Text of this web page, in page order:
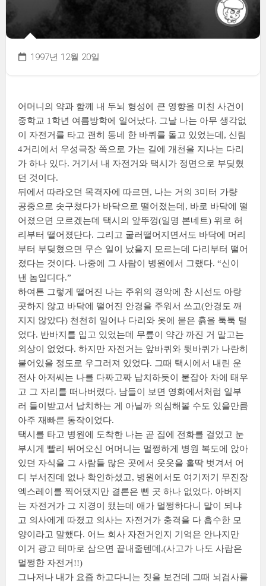
1997년 12월 20일
어머니의 약과 함께 내 두뇌 형성에 큰 영향을 미친 사건이
중학교 1학년 여름방학에 일어났다. 그날 나는 아무 생각없
이 자전거를 타고 괜히 동네 한 바퀴를 돌고 있었는데, 신림
4거리에서 우성극장 쪽으로 가는 길에 개천을 지나는 다리
가 하나 있다. 거기서 내 자전거와 택시가 정면으로 부딪혔
던 것이다.
뒤에서 따라오던 목격자에 따르면, 나는 거의 3미터 가량
공중으로 솟구쳤다가 바닥으로 떨어졌는데, 바로 바닥에 떨
어졌으면 모르겠는데 택시의 앞뚜껑(일명 본네트) 위로 허
리부터 떨어졌단다. 그리고 굴러떨어지면서도 바닥에 머리
부터 부딪혔으면 무슨 일이 났을지 모르는데 다리부터 떨어
졌다는 것이다. 나중에 그 사람이 병원에서 그랬다. “신이
낸 놈입디다.”
하여튼 그렇게 떨어진 나는 주위의 경악에 찬 시선도 아랑
곳하지 않고 바닥에 떨어진 안경을 주워서 쓰고(안경도 깨
지지 않았다) 천천히 일어나 다리와 옷에 묻은 흙을 툭툭 털
었다. 반바지를 입고 있었는데 무릎이 약간 까진 거 말고는
외상이 없었다. 하지만 자전거는 앞바퀴와 뒷바퀴가 나란히
붙어있을 정도로 우그러져 있었다. 그때 택시에서 내린 운
전사 아저씨는 나를 다짜고짜 납치하듯이 붙잡아 차에 태우
고 그 자리를 떠나버렸다. 남들이 보면 영화에서처럼 일부
러 들이받고서 납치하는 게 아닐까 의심해볼 수도 있을만큼
아주 재빠른 동작이었다.
택시를 타고 병원에 도착한 나는 곧 집에 전화를 걸었고 눈
부시게 빨리 뛰어오신 어머니는 멀쩡하게 병원 복도에 앉아
있던 자식을 그 사람들 많은 곳에서 웃옷을 홀딱 벗겨서 어
디 부서진데 없나 확인하셨고, 병원에서도 여기저기 무진장
엑스레이를 찍어댔지만 결론은 삔 곳 하나 없었다. 아버지
는 자전거가 그 지경이 됐는데 애가 멀쩡하다니 말이 되냐
고 의사에게 따졌고 의사는 자전거가 충격을 다 흡수한 모
양이라고 말했다. 어느 회사 자전거인지 기억은 안나지만
이거 광고 테마로 삼으면 끝내줄텐데.(사고가 나도 사람은
멀쩡한 자전거!!)
그나저나 내가 요즘 하고다니는 짓을 보건데 그때 뇌검사를